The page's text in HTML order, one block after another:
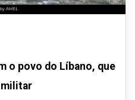
o povo do Líbano, que
militar